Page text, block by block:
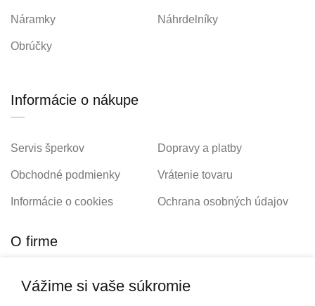
Náramky Náhrdelníky
Obrúčky
Informácie o nákupe
Servis šperkov Dopravy a platby
Obchodné podmienky Vrátenie tovaru
Informácie o cookies Ochrana osobných údajov
O firme
Personalizovaný šperk O nás
Vážime si vaše súkromie